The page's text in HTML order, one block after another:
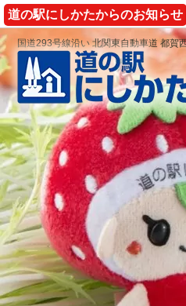
道の駅にしかたからのお知らせ
国道293号線沿い 北関東自動車道 都賀